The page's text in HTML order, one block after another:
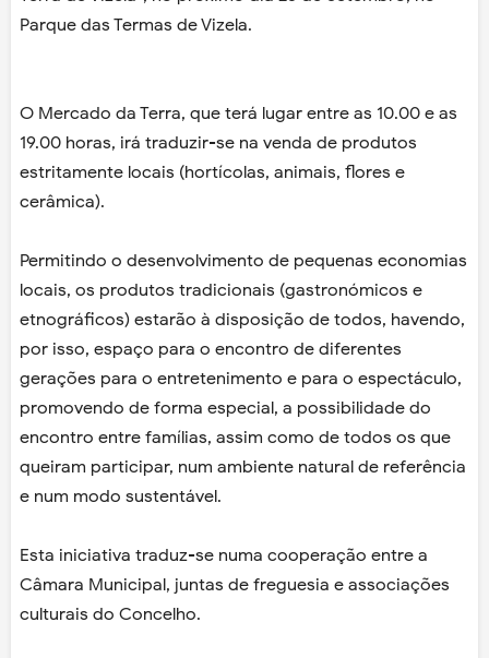
Parque das Termas de Vizela.
O Mercado da Terra, que terá lugar entre as 10.00 e as
19.00 horas, irá traduzir-se na venda de produtos
estritamente locais (hortícolas, animais, flores e
cerâmica).
Permitindo o desenvolvimento de pequenas economias
locais, os produtos tradicionais (gastronómicos e
etnográficos) estarão à disposição de todos, havendo,
por isso, espaço para o encontro de diferentes
gerações para o entretenimento e para o espectáculo,
promovendo de forma especial, a possibilidade do
encontro entre famílias, assim como de todos os que
queiram participar, num ambiente natural de referência
e num modo sustentável.
Esta iniciativa traduz-se numa cooperação entre a
Câmara Municipal, juntas de freguesia e associações
culturais do Concelho.